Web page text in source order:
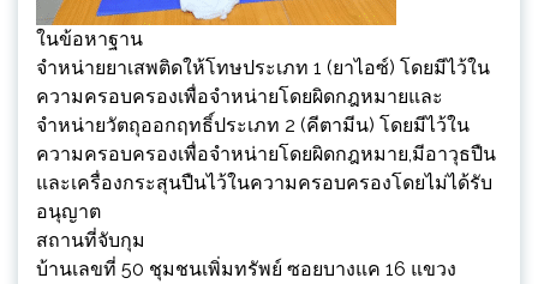
ในข้อหาฐาน
จำหน่ายยาเสพติดให้โทษประเภท 1 (ยาไอซ์) โดยมีไว้ใน
ความครอบครองเพื่อจำหน่ายโดยผิดกฎหมายและ
จำหน่ายวัตถุออกฤทธิ์ประเภท 2 (คีตามีน) โดยมีไว้ใน
ความครอบครองเพื่อจำหน่ายโดยผิดกฎหมาย,มีอาวุธปืน
และเครื่องกระสุนปืนไว้ในความครอบครองโดยไม่ได้รับ
อนุญาต
สถานที่จับกุม
บ้านเลขที่ 50 ชุมชนเพิ่มทรัพย์ ซอยบางแค 16 แขวง